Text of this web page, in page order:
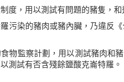
度，用以測試有問題的豬隻，和
污染的豬肉或豬內臟，乃違反
物監察計劃，用以測試豬肉和
測試有否含殘餘鹽酸克崙特羅。